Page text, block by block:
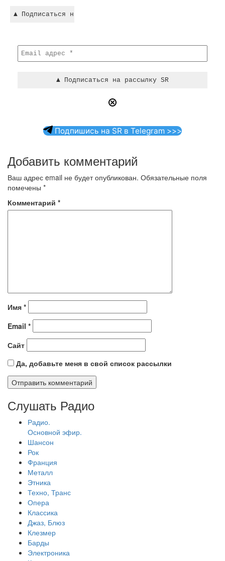
Подпишись на SR в Telegram >>>
Добавить комментарий
Ваш адрес email не будет опубликован. Обязательные поля
помечены *
Комментарий *
Имя *
Email *
Сайт
Да, добавьте меня в свой список рассылки
Слушать Радио
Радио.
Основной эфир.
Шансон
Рок
Франция
Металл
Этника
Техно, Транс
Опера
Классика
Джаз, Блюз
Клезмер
Барды
Электроника